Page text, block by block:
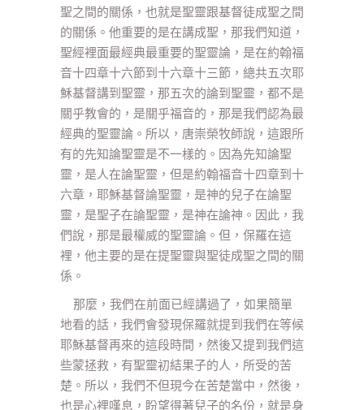
聖之間的關係，也就是聖靈跟基督徒成聖之間
的關係。他重要的是在講成聖，那我們知道，
聖經裡面最經典最重要的聖靈論，是在約翰福
音十四章十六節到十六章十三節，總共五次耶
穌基督講到聖靈，那五次的論到聖靈，都不是
關乎教會的，是關乎福音的，那是我們認為最
經典的聖靈論。所以，唐崇榮牧師說，這跟所
有的先知論聖靈是不一樣的。因為先知論聖
靈，是人在論聖靈，但是約翰福音十四章到十
六章，耶穌基督論聖靈，是神的兒子在論聖
靈，是聖子在論聖靈，是神在論神。因此，我
們說，那是最權威的聖靈論。但，保羅在這
裡，他主要的是在提聖靈與聖徒成聖之間的關
係。
那麼，我們在前面已經講過了，如果簡單
地看的話，我們會發現保羅就提到我們在等候
耶穌基督再來的這段時間，然後又提到我們這
些蒙拯救，有聖靈初結果子的人，所受的苦
楚。所以，我們不但現今在苦楚當中，然後，
也是心裡嘆息，盼望得著兒子的名份，就是身